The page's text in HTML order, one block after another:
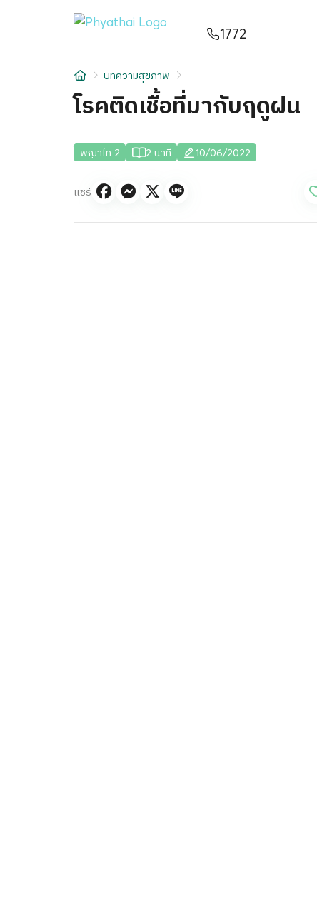
1772
English
บทความ
บทความสุขภาพ
โรคติดเชื้อที่มากับฤดูฝน
พญาไท 2 2 นาที 10/06/2022
แชร์